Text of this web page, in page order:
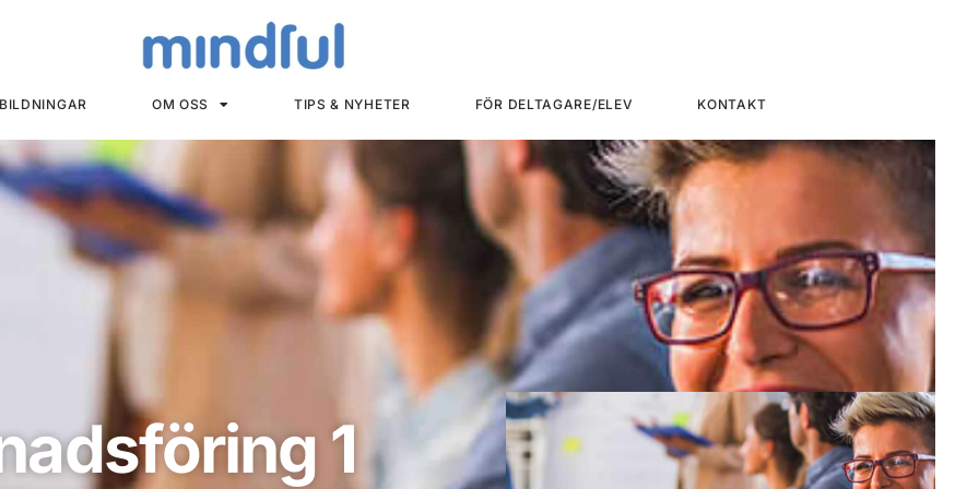
OM OSS TIPS & NYHETER FÖR DELTAGARE/ELEV KONTAKT
1